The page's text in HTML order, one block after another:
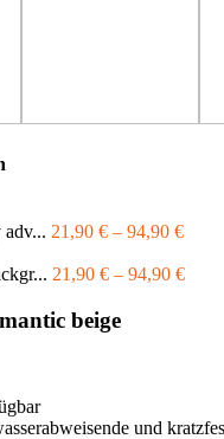
21,90 € – 94,90 €
21,90 € – 94,90 €
beige
und